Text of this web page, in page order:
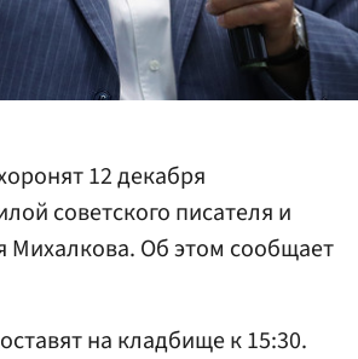
12 декабря
советского писателя и
Михалкова. Об этом сообщает
на кладбище к 15:30.